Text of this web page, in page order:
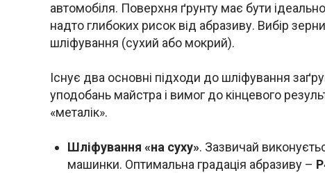
автомобіля. Поверхня ґрунту має бути
надто глибоких рисок від абразиву. Вибір
шліфування (сухий або мокрий).
Існує два основні підходи до шліфування
уподобань майстра і вимог до кінцевого
«металік».
Шліфування «на суху». Зазвичай
машинки. Оптимальна градація абразиву –